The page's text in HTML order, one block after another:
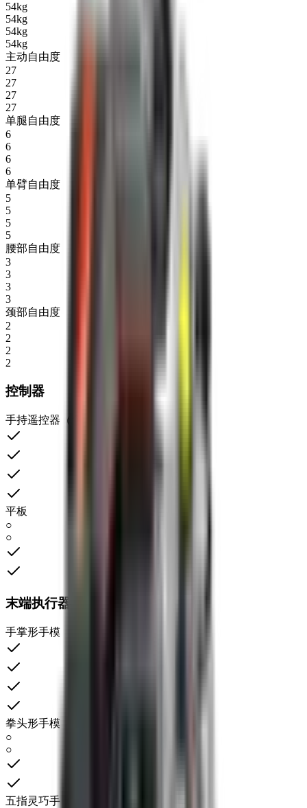
54kg
54kg
54kg
54kg
主动自由度
27
27
27
27
单腿自由度
6
6
6
6
单臂自由度
5
5
5
5
腰部自由度
3
3
3
3
颈部自由度
2
2
2
2
控制器
手持遥控器（含充电线）
平板
○
○
末端执行器
手掌形手模
拳头形手模
○
○
五指灵巧手（6 DoF）